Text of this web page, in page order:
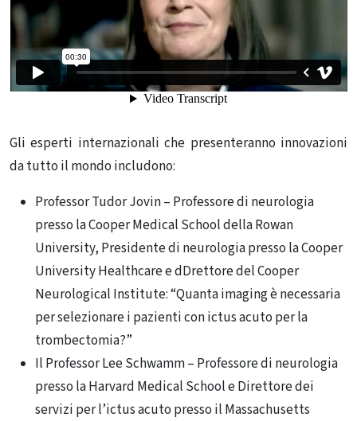
Gli esperti internazionali che presenteranno innovazioni
da tutto il mondo includono:
Professor Tudor Jovin – Professore di neurologia
presso la Cooper Medical School della Rowan
University, Presidente di neurologia presso la Cooper
University Healthcare e dDrettore del Cooper
Neurological Institute: “Quanta imaging è necessaria
per selezionare i pazienti con ictus acuto per la
trombectomia?”
Il Professor Lee Schwamm – Professore di neurologia
presso la Harvard Medical School e Direttore dei
servizi per l’ictus acuto presso il Massachusetts